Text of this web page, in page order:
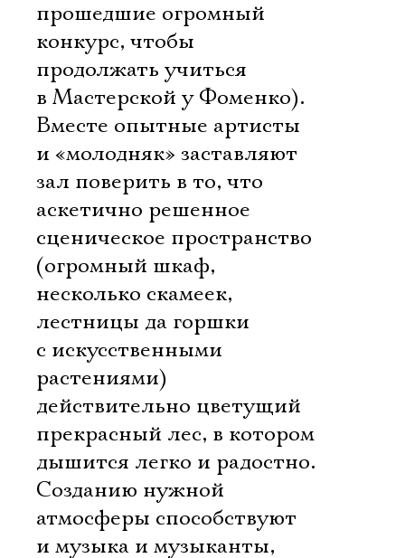
прошедшие огромный
конкурс, чтобы
продолжать учиться
в Мастерской у Фоменко).
Вместе опытные артисты
и «молодняк» заставляют
зал поверить в то, что
аскетично решенное
сценическое пространство
(огромный шкаф,
несколько скамеек,
лестницы да горшки
с искусственными
растениями) 
действительно цветущий
прекрасный лес, в котором
дышится легко и радостно.
Созданию нужной
атмосферы способствуют
и музыка и музыканты,